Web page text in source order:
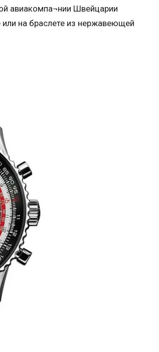
авиакомпа¬нии Швейцарии
на браслете из нержавеющей